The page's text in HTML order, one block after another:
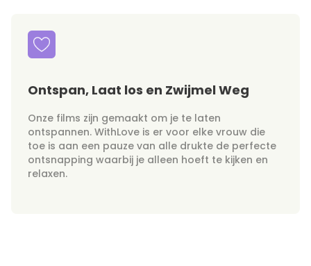
Ontspan, Laat los en Zwijmel Weg
Onze films zijn gemaakt om je te laten
ontspannen. WithLove is er voor elke vrouw die
toe is aan een pauze van alle drukte de perfecte
ontsnapping waarbij je alleen hoeft te kijken en
relaxen.